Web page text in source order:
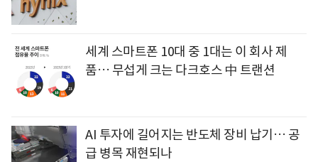
세계 스마트폰 10대 중 1대는 이 회사 제
품… 무섭게 크는 다크호스 中 트랜션
AI 투자에 길어지는 반도체 장비 납기… 공
급 병목 재현되나